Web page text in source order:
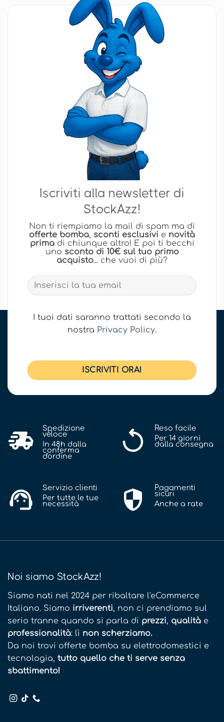
Iscriviti alla newsletter di
StockAzz!
Non ti riempiamo la mail di spam ma di
offerte bomba, sconti esclusivi e novità
primadi chiunque altro! E poi ti becchi
uno sconto di 10€ sul tuo primo
acquisto... che vuoi di più?
I tuoi dati saranno trattati secondo la
nostra Privacy Policy.
Spedizione
veloce
In 48h dalla
conferma
d'ordine
Reso facile
Per 14 giorni
dalla consegna
Servizio clienti
Per tutte le tue
necessità
Pagamenti
sicuri
Anche a rate
Noi siamo StockAzz!
Siamo nati nel 2024 per ribaltare l'eCommerce
Italiano. Siamo irriverenti, non ci prendiamo sul
serio tranne quando si parla di prezzi, qualità e
professionalità: lì non scherziamo.
Da noi trovi offerte bomba su elettrodomestici e
tecnologia, tutto quello che ti serve senza
sbattimento!